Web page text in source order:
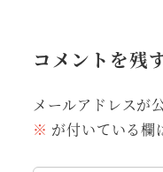
コメントを残
メールアドレスが
※ が付いている欄